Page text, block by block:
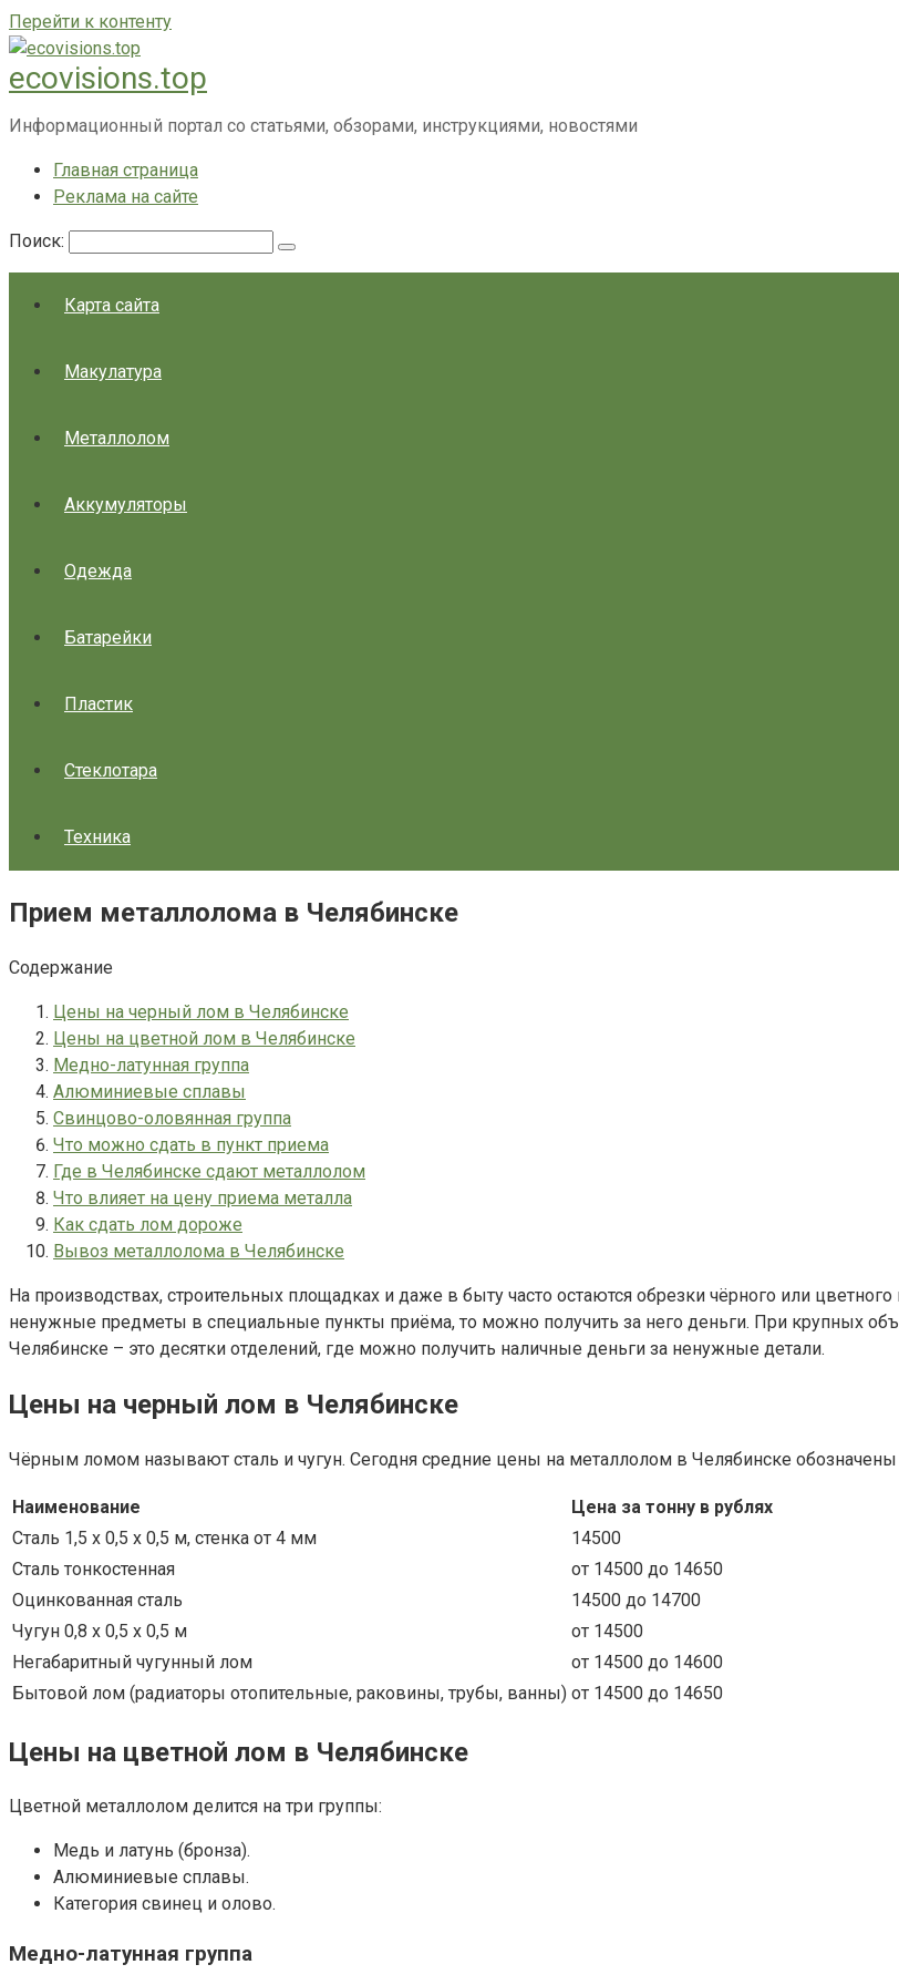
Перейти к контенту
ecovisions.top
Информационный портал со статьями, обзорами, инструкциями, новостями
Главная страница
Реклама на сайте
Поиск:
Карта сайта
Макулатура
Металлолом
Аккумуляторы
Одежда
Батарейки
Пластик
Стеклотара
Техника
Прием металлолома в Челябинске
Содержание
Цены на черный лом в Челябинске
Цены на цветной лом в Челябинске
Медно-латунная группа
Алюминиевые сплавы
Свинцово-оловянная группа
Что можно сдать в пункт приема
Где в Челябинске сдают металлолом
Что влияет на цену приема металла
Как сдать лом дороже
Вывоз металлолома в Челябинске
На производствах, строительных площадках и даже в быту часто остаются обрезки чёрного или
ненужные предметы в специальные пункты приёма, то можно получить за него деньги. При крупных
Челябинске – это десятки отделений, где можно получить наличные деньги за ненужные детали.
Цены на черный лом в Челябинске
Чёрным ломом называют сталь и чугун. Сегодня средние цены на металлолом в Челябинске обозначены
Наименование
Цена за тонну в рублях
Сталь 1,5 х 0,5 х 0,5 м, стенка от 4 мм
14500
Сталь тонкостенная
от 14500 до 14650
Оцинкованная сталь
14500 до 14700
Чугун 0,8 х 0,5 х 0,5 м
от 14500
Негабаритный чугунный лом
от 14500 до 14600
Бытовой лом (радиаторы отопительные, раковины, трубы, ванны) от 14500 до 14650
Цены на цветной лом в Челябинске
Цветной металлолом делится на три группы:
Медь и латунь (бронза).
Алюминиевые сплавы.
Категория свинец и олово.
Медно-латунная группа